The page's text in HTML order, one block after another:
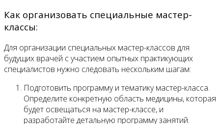
Как организовать специальные мастер-
классы:
Для организации специальных мастер-классов для
будущих врачей с участием опытных практикующих
специалистов нужно следовать нескольким шагам:
Подготовить программу и тематику мастер-класса.
Определите конкретную область медицины, которая
будет освещаться на мастер-классе, и
разработайте детальную программу занятий.